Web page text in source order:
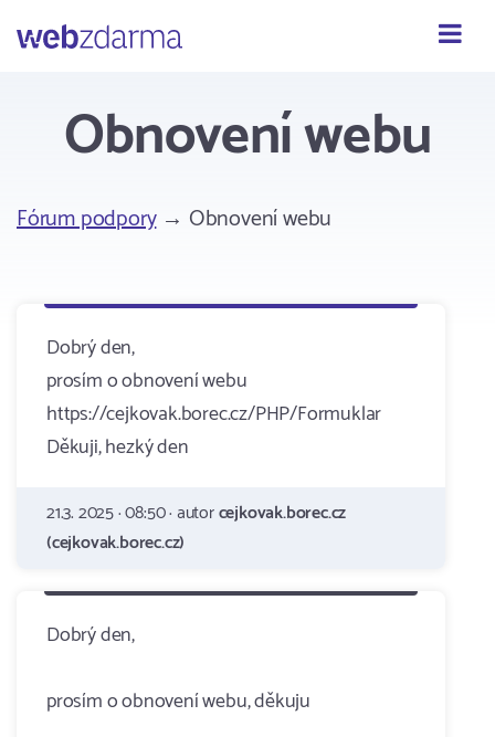
Webzdarma
Obnovení webu
Fórum podpory→ Obnovení webu
Dobrý den,
prosím o obnovení webu
https://cejkovak.borec.cz/PHP/Formuklar
Děkuji, hezký den
21.3. 2025 · 08:50 · autorcejkovak.borec.cz
(cejkovak.borec.cz)
Dobrý den,
prosím o obnovení webu, děkuju